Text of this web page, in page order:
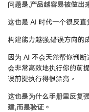
问题是,产品越容易被做出
这也是 AI 时代一个很反直
构建能力越强,错误方向的
因为 AI 不会天然帮你判
会非常高效地执行你的前
误前提执行得很漂亮。
这也是为什么手册里反复
建,而是验证。